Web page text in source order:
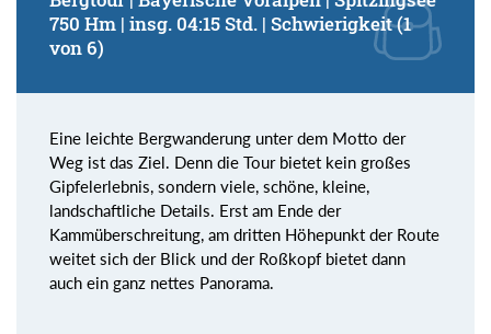
750 Hm | insg. 04:15 Std. | Schwierigkeit (1
von 6)
Eine leichte Bergwanderung unter dem Motto der
Weg ist das Ziel. Denn die Tour bietet kein großes
Gipfelerlebnis, sondern viele, schöne, kleine,
landschaftliche Details. Erst am Ende der
Kammüberschreitung, am dritten Höhepunkt der Route
weitet sich der Blick und der Roßkopf bietet dann
auch ein ganz nettes Panorama.